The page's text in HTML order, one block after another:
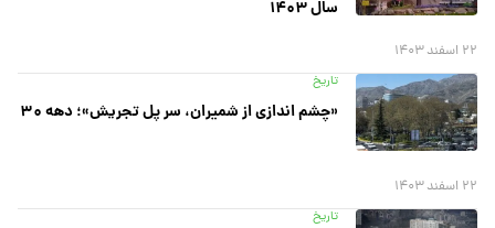
سال ۱۴۰۳
۲۲ اسفند ۱۴۰۳
تاریخ
«چشم اندازی از شمیران، سر پل تجریش»؛ دهه ۳۰
۲۲ اسفند ۱۴۰۳
تاریخ